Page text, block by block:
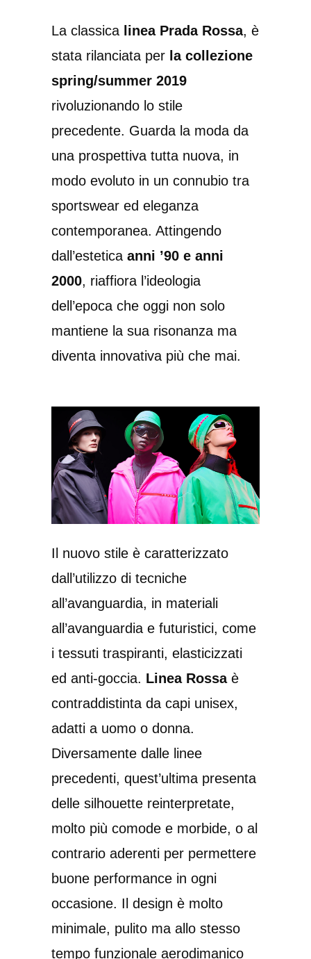
La classica linea Prada Rossa, è
stata rilanciata per la collezione
spring/summer 2019
rivoluzionando lo stile
precedente. Guarda la moda da
una prospettiva tutta nuova, in
modo evoluto in un connubio tra
sportswear ed eleganza
contemporanea. Attingendo
dall’estetica anni ’90 e anni
2000, riaffiora l’ideologia
dell’epoca che oggi non solo
mantiene la sua risonanza ma
diventa innovativa più che mai.
Il nuovo stile è caratterizzato
dall’utilizzo di tecniche
all’avanguardia, in materiali
all’avanguardia e futuristici, come
i tessuti traspiranti, elasticizzati
ed anti-goccia. Linea Rossa è
contraddistinta da capi unisex,
adatti a uomo o donna.
Diversamente dalle linee
precedenti, quest’ultima presenta
delle silhouette reinterpretate,
molto più comode e morbide, o al
contrario aderenti per permettere
buone performance in ogni
occasione. Il design è molto
minimale, pulito ma allo stesso
tempo funzionale aerodimanico